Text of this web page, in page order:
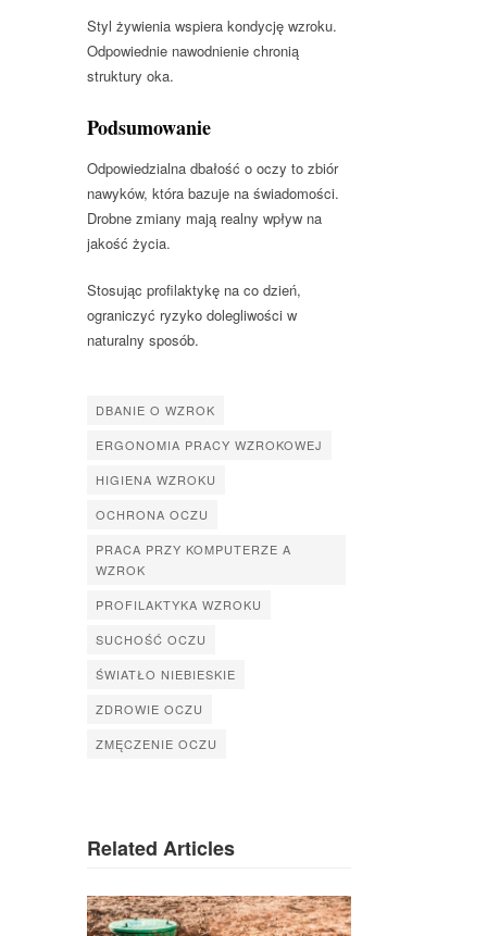
Styl żywienia wspiera kondycję wzroku.
Odpowiednie nawodnienie chronią
struktury oka.
Podsumowanie
Odpowiedzialna dbałość o oczy to zbiór
nawyków, która bazuje na świadomości.
Drobne zmiany mają realny wpływ na
jakość życia.
Stosując profilaktykę na co dzień,
ograniczyć ryzyko dolegliwości w
naturalny sposób.
DBANIE O WZROK
ERGONOMIA PRACY WZROKOWEJ
HIGIENA WZROKU
OCHRONA OCZU
PRACA PRZY KOMPUTERZE A
WZROK
PROFILAKTYKA WZROKU
SUCHOŚĆ OCZU
ŚWIATŁO NIEBIESKIE
ZDROWIE OCZU
ZMĘCZENIE OCZU
Related Articles